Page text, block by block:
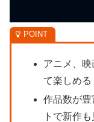
アニメ、
て楽しめる
作品数が
トで新作